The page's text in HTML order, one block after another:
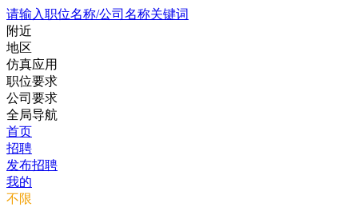
请输入职位名称/公司名称关键词
附近
地区
仿真应用
职位要求
公司要求
全局导航
首页
招聘
发布招聘
我的
不限